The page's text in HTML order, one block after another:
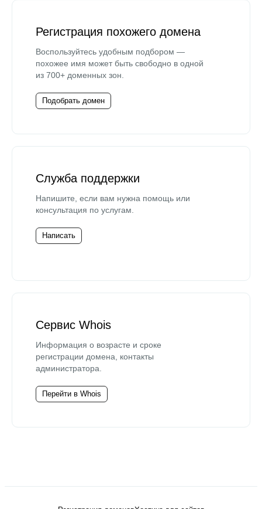
Регистрация похожего домена
Воспользуйтесь удобным подбором —
похожее имя может быть свободно в одной
из 700+ доменных зон.
Подобрать домен
Служба поддержки
Напишите, если вам нужна помощь или
консультация по услугам.
Написать
Сервис Whois
Информация о возрасте и сроке
регистрации домена, контакты
администратора.
Перейти в Whois